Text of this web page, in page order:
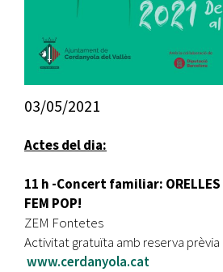
03/05/2021
Actes del dia:
11 h -Concert familiar: ORELLES
FEM POP!
ZEM Fontetes
Activitat gratuïta amb reserva prèvia
www.cerdanyola.cat